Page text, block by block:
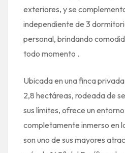
exteriores, y se
independiente de 3
personal, brindando
todo momento .
Ubicada en una finca
2,8 hectáreas, rodeada de
sus límites, ofrece un
completamente inmerso en
son uno de sus mayores